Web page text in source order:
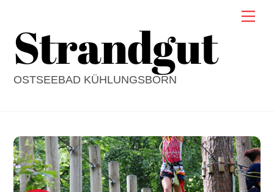
contentStrandgut
OSTSEEBAD KÜHLUNGSBORN